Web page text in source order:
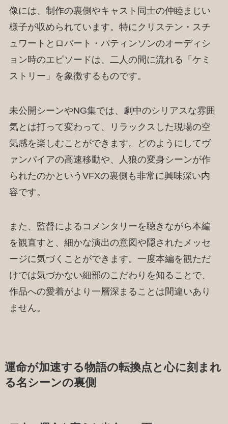
像には、制作の裏側やキャスト同士の仲睦まじい
様子が収められています。特にクリステン・スチ
ュワートとロバート・パティンソンのオーディシ
ョン時のエピソードは、二人の間に流れる「ケミ
ストリー」を象徴するものです。
未公開シーンやNG集では、劇中のシリアスな雰囲
気とは打って変わって、リラックスした現場の空
気感を楽しむことができます。どのようにしてヴ
ァンパイアの高速移動や、人狼の変身シーンが作
られたのかというVFXの裏側も非常に興味深い内
容です。
また、監督によるコメンタリーを聴きながら本編
を観直すと、細かな演出の意図や隠されたメッセ
ージに気づくことができます。一度本編を観ただ
けでは気づかない細部のこだわりを知ることで、
作品への愛着がより一層深まることは間違いあり
ません。
運命が加速する物語の転換点と心に刻まれ
る名シーンの裏側